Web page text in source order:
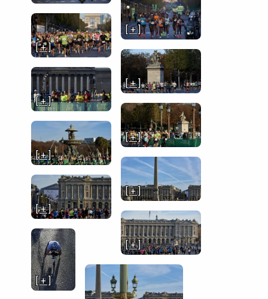
[ + ]
[ + ]
[ + ]
[ + ]
[ + ]
[ + ]
[ + ]
[ + ]
[ + ]
[ + ]